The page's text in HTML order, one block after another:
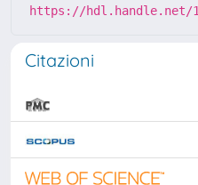
https://hdl.handle.net/
Citazioni